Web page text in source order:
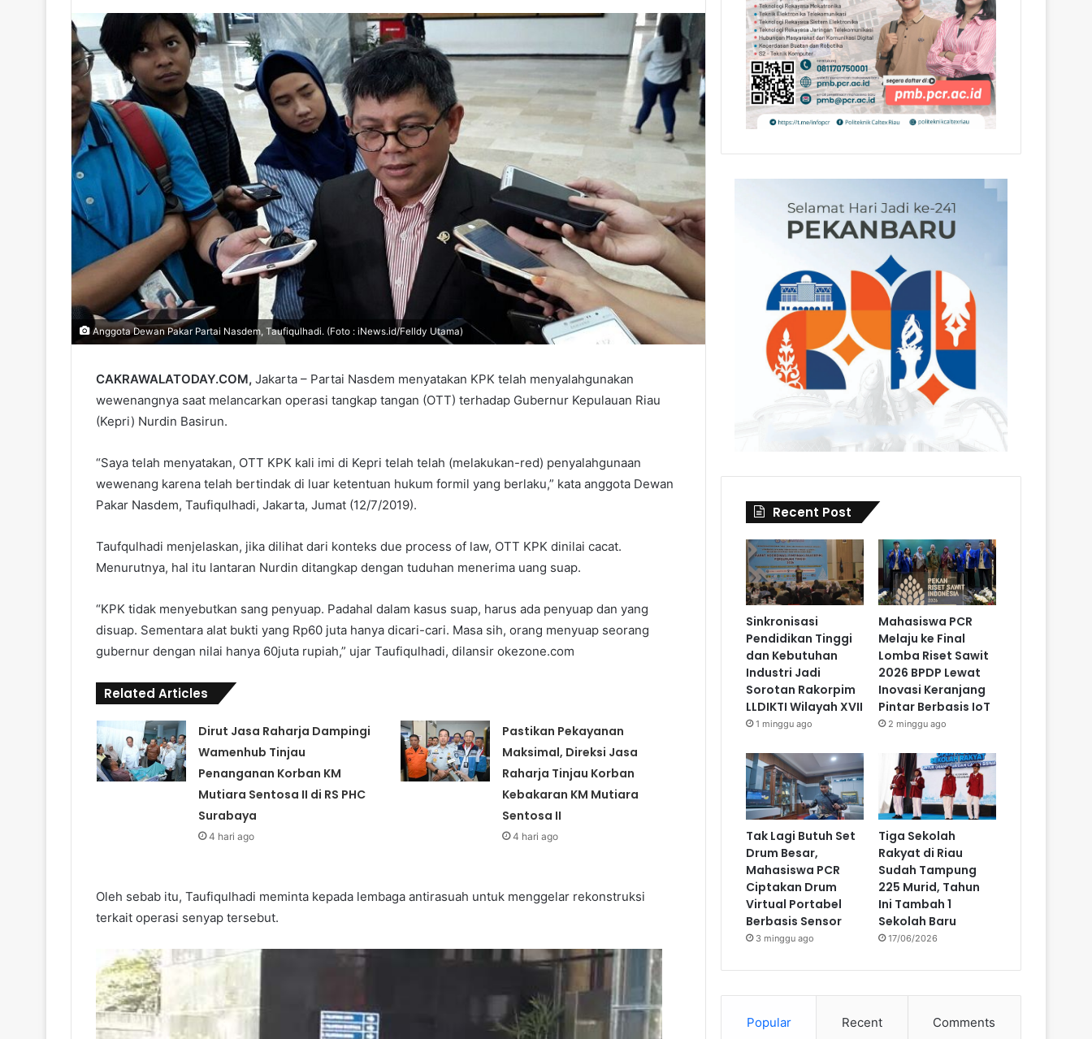
Anggota Dewan Pakar Partai Nasdem, Taufiqulhadi. (Foto : iNews.id/Felldy Utama)
CAKRAWALATODAY.COM, Jakarta – Partai Nasdem menyatakan KPK telah menyalahgunakan
wewenangnya saat melancarkan operasi tangkap tangan (OTT) terhadap Gubernur Kepulauan Riau
(Kepri) Nurdin Basirun.
“Saya telah menyatakan, OTT KPK kali imi di Kepri telah telah (melakukan-red) penyalahgunaan
wewenang karena telah bertindak di luar ketentuan hukum formil yang berlaku,” kata anggota Dewan
Pakar Nasdem, Taufiqulhadi, Jakarta, Jumat (12/7/2019).
Taufqulhadi menjelaskan, jika dilihat dari konteks due process of law, OTT KPK dinilai cacat.
Menurutnya, hal itu lantaran Nurdin ditangkap dengan tuduhan menerima uang suap.
“KPK tidak menyebutkan sang penyuap. Padahal dalam kasus suap, harus ada penyuap dan yang
disuap. Sementara alat bukti yang Rp60 juta hanya dicari-cari. Masa sih, orang menyuap seorang
gubernur dengan nilai hanya 60juta rupiah,” ujar Taufiqulhadi, dilansir okezone.com
Related Articles
Dirut Jasa Raharja Dampingi
Wamenhub Tinjau
Penanganan Korban KM
Mutiara Sentosa II di RS PHC
Surabaya
4 hari ago
Pastikan Pekayanan
Maksimal, Direksi Jasa
Raharja Tinjau Korban
Kebakaran KM Mutiara
Sentosa II
4 hari ago
Oleh sebab itu, Taufiqulhadi meminta kepada lembaga antirasuah untuk menggelar rekonstruksi
terkait operasi senyap tersebut.
Recent Post
Sinkronisasi
Pendidikan Tinggi
dan Kebutuhan
Industri Jadi
Sorotan Rakorpim
LLDIKTI Wilayah XVII
1 minggu ago
Mahasiswa PCR
Melaju ke Final
Lomba Riset Sawit
2026 BPDP Lewat
Inovasi Keranjang
Pintar Berbasis IoT
2 minggu ago
Tak Lagi Butuh Set
Drum Besar,
Mahasiswa PCR
Ciptakan Drum
Virtual Portabel
Berbasis Sensor
3 minggu ago
Tiga Sekolah
Rakyat di Riau
Sudah Tampung
225 Murid, Tahun
Ini Tambah 1
Sekolah Baru
17/06/2026
Popular Recent Comments